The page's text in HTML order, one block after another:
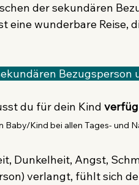
der sekundären
eine wunderbare Reise,
du für dein Kind
Baby/Kind bei allen Tages- und
Dunkelheit, Angst,
verlangt, fühlt sich